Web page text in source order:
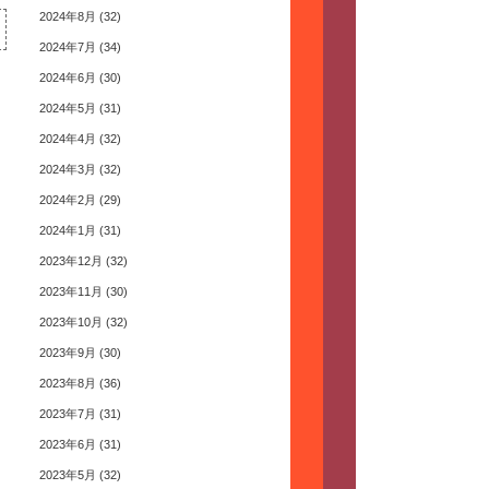
2024年8月 (32)
2024年7月 (34)
2024年6月 (30)
2024年5月 (31)
2024年4月 (32)
2024年3月 (32)
2024年2月 (29)
2024年1月 (31)
2023年12月 (32)
2023年11月 (30)
2023年10月 (32)
2023年9月 (30)
2023年8月 (36)
2023年7月 (31)
2023年6月 (31)
2023年5月 (32)